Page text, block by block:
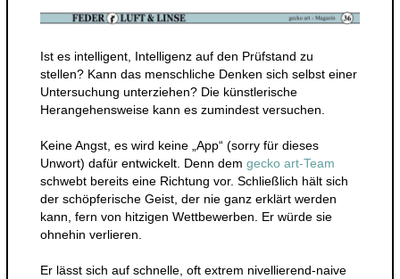
Ist es intelligent, Intelligenz auf den Prüfstand zu
stellen? Kann das menschliche Denken sich selbst einer
Untersuchung unterziehen? Die künstlerische
Herangehensweise kann es zumindest versuchen.
Keine Angst, es wird keine „App“ (sorry für dieses
Unwort) dafür entwickelt. Denn dem gecko art-Team
schwebt bereits eine Richtung vor. Schließlich hält sich
der schöpferische Geist, der nie ganz erklärt werden
kann, fern von hitzigen Wettbewerben. Er würde sie
ohnehin verlieren.
Er lässt sich auf schnelle, oft extrem nivellierend-naive